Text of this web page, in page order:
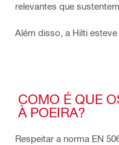
relevantes que
Além disso, a Hilti
COMO É QUE
À POEIRA?
Respeitar a norma EN